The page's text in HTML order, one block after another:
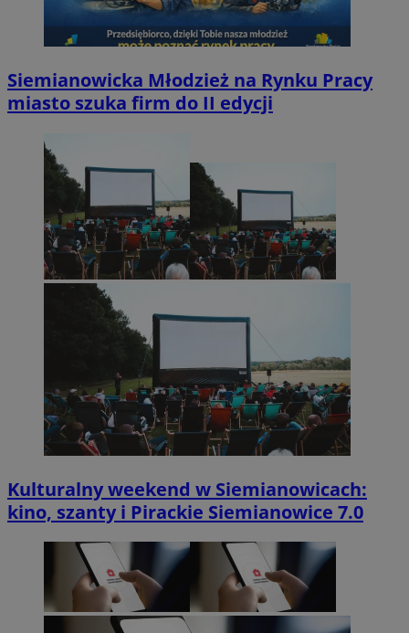
Siemianowicka Młodzież na Rynku Pracy
miasto szuka firm do II edycji
Kulturalny weekend w Siemianowicach:
kino, szanty i Pirackie Siemianowice 7.0